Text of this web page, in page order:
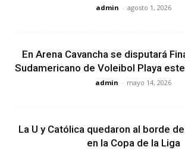
admin - agosto 1, 2026
En Arena Cavancha se disputará
Sudamericano de Voleibol Playa
admin - mayo 14, 2026
La U y Católica quedaron al borde
en la Copa de la Liga